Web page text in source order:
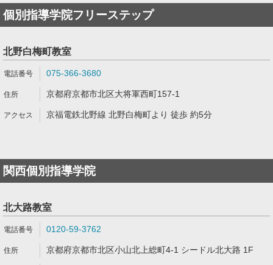
個別指導学院フリーステップ
北野白梅町教室
075-366-3680
京都府京都市北区大将軍西町157-1
京福電鉄北野線 北野白梅町より 徒歩 約5分
関西個別指導学院
北大路教室
0120-59-3762
京都府京都市北区小山北上総町4-1 シードル北大路 1F